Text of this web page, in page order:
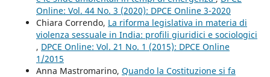
Online: Vol. 44 No. 3 (2020): DPCE Online 3-2020
Chiara Correndo, La riforma legislativa in materia di
violenza sessuale in India: profili giuridici e sociologici
, DPCE Online: Vol. 21 No. 1 (2015): DPCE Online
1/2015
Anna Mastromarino, Quando la Costituzione si fa